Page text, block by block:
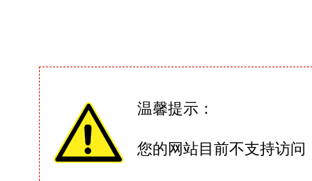
温馨提示：
您的网站目前不支持访